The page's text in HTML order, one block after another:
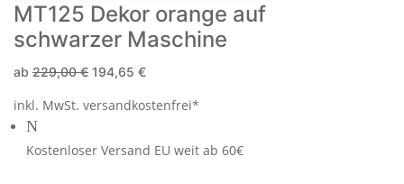
MT125 Dekor orange auf
schwarzer Maschine
ab 229,00€ 194,65 €
inkl. MwSt. versandkostenfrei*
N
Kostenloser Versand EU weit ab 60€